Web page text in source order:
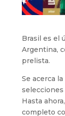
Brasil es el
Argentina,
prelista.
Se acerca
Hasta
completo